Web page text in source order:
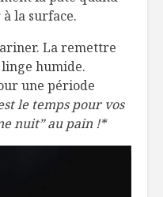
la surface.
La remettre
humide.
une période
le temps pour vos
nuit” au pain !*